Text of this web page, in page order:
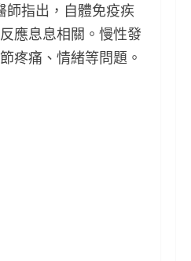
師指出，自體免疫疾
應息息相關。慢性發
疼痛、情緒等問題。